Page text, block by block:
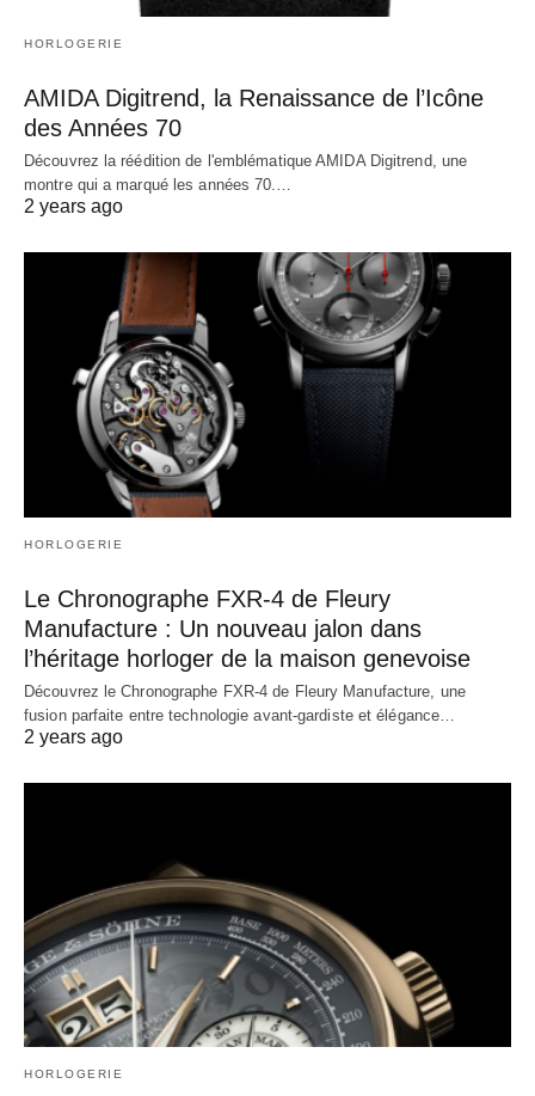
HORLOGERIE
AMIDA Digitrend, la Renaissance de l’Icône
des Années 70
Découvrez la réédition de l'emblématique AMIDA Digitrend, une
montre qui a marqué les années 70.…
2 years ago
HORLOGERIE
Le Chronographe FXR-4 de Fleury
Manufacture : Un nouveau jalon dans
l’héritage horloger de la maison genevoise
Découvrez le Chronographe FXR-4 de Fleury Manufacture, une
fusion parfaite entre technologie avant-gardiste et élégance…
2 years ago
HORLOGERIE